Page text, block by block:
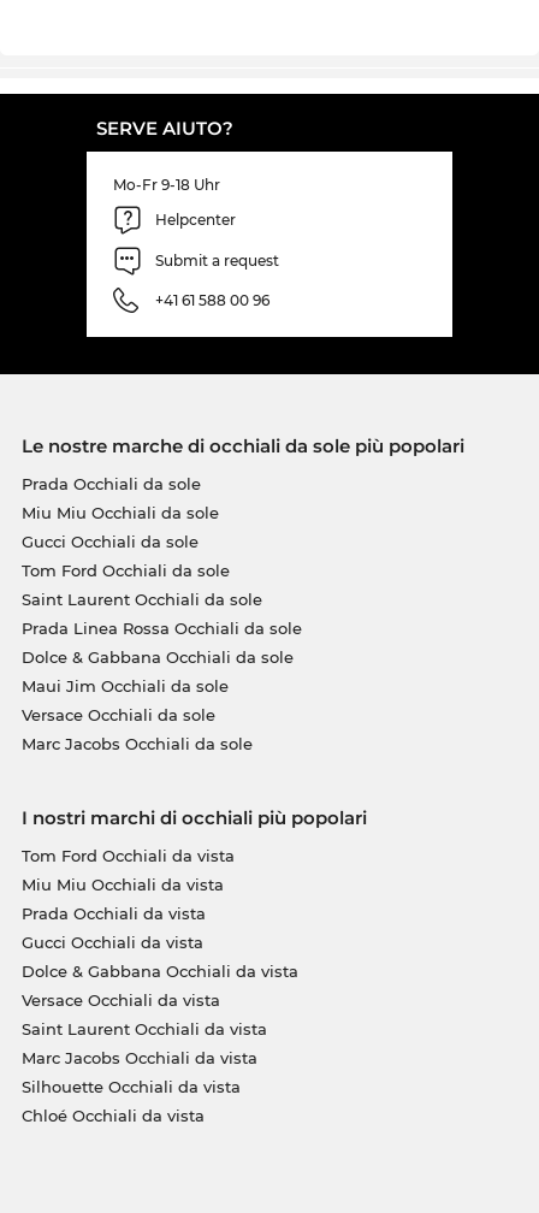
SERVE AIUTO?
Mo-Fr 9-18 Uhr
Helpcenter
Submit a request
+41 61 588 00 96
Le nostre marche di occhiali da sole più popolari
Prada Occhiali da sole
Miu Miu Occhiali da sole
Gucci Occhiali da sole
Tom Ford Occhiali da sole
Saint Laurent Occhiali da sole
Prada Linea Rossa Occhiali da sole
Dolce & Gabbana Occhiali da sole
Maui Jim Occhiali da sole
Versace Occhiali da sole
Marc Jacobs Occhiali da sole
I nostri marchi di occhiali più popolari
Tom Ford Occhiali da vista
Miu Miu Occhiali da vista
Prada Occhiali da vista
Gucci Occhiali da vista
Dolce & Gabbana Occhiali da vista
Versace Occhiali da vista
Saint Laurent Occhiali da vista
Marc Jacobs Occhiali da vista
Silhouette Occhiali da vista
Chloé Occhiali da vista